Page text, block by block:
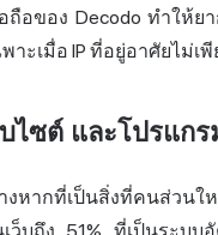
อของ Decodo ทำให้
ะเมื่อ IP ที่อยู่อาศัยไม่เ
ไซต์ และโปรแก
หากที่เป็นสิ่งที่คนส่วน